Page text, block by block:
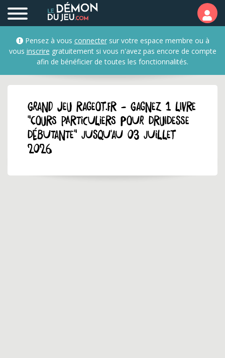
Pensez à vous connectersur votre espace membre ou à
vous inscrire gratuitement si vous n'avez pas encore de compte
afin de bénéficier de toutes les fonctionnalités.
GRAND JEU rageot.fr - Gagnez 1 livre
"Cours particuliers pour druidesse
débutante" jusqu'au 03 juillet
2026